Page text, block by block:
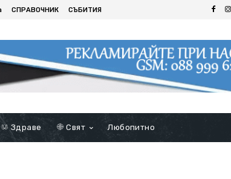
СПРАВОЧНИК СЪБИТИЯ
Здраве Свят Любопитно